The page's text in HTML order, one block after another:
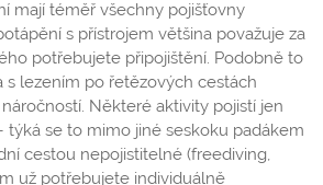
mají téměř všechny pojišťovny
s přístrojem většina považuje za
potřebujete připojištění. Podobně to
s lezením po řetězových cestách
Některé aktivity pojistí jen
týká se to mimo jiné seskoku padákem
cestou nepojistitelné (freediving,
už potřebujete individuálně